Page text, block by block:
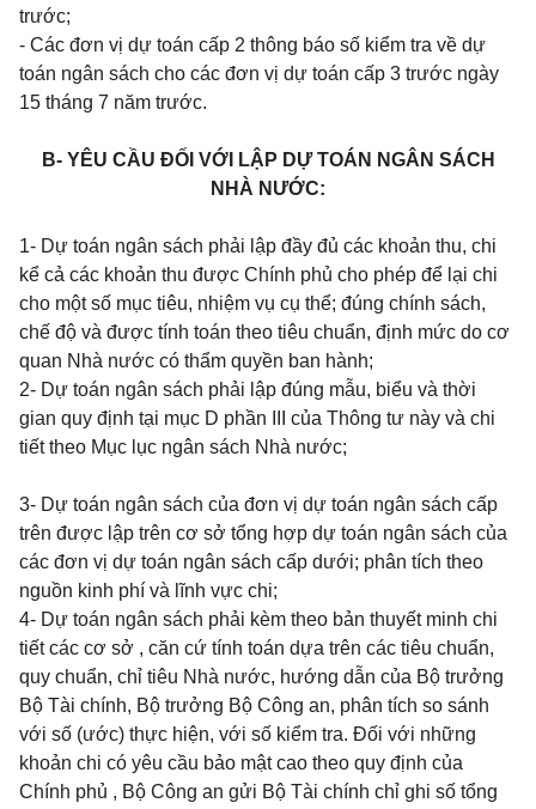
trước;
- Các đơn vị dự toán cấp 2 thông báo số kiểm tra về dự
toán ngân sách cho các đơn vị dự toán cấp 3 trước ngày
15 tháng 7 năm trước.
B- YÊU CẦU ĐỐI VỚI LẬP DỰ TOÁN NGÂN SÁCH
NHÀ NƯỚC:
1- Dự toán ngân sách phải lập đầy đủ các khoản thu, chi
kể cả các khoản thu được Chính phủ cho phép để lại chi
cho một số mục tiêu, nhiệm vụ cụ thể; đúng chính sách,
chế độ và được tính toán theo tiêu chuẩn, định mức do cơ
quan Nhà nước có thẩm quyền ban hành;
2- Dự toán ngân sách phải lập đúng mẫu, biểu và thời
gian quy định tại mục D phần III của Thông tư này và chi
tiết theo Mục lục ngân sách Nhà nước;
3- Dự toán ngân sách của đơn vị dự toán ngân sách cấp
trên được lập trên cơ sở tổng hợp dự toán ngân sách của
các đơn vị dự toán ngân sách cấp dưới; phân tích theo
nguồn kinh phí và lĩnh vực chi;
4- Dự toán ngân sách phải kèm theo bản thuyết minh chi
tiết các cơ sở , căn cứ tính toán dựa trên các tiêu chuẩn,
quy chuẩn, chỉ tiêu Nhà nước, hướng dẫn của Bộ trưởng
Bộ Tài chính, Bộ trưởng Bộ Công an, phân tích so sánh
với số (ước) thực hiện, với số kiểm tra. Đối với những
khoản chi có yêu cầu bảo mật cao theo quy định của
Chính phủ , Bộ Công an gửi Bộ Tài chính chỉ ghi số tổng